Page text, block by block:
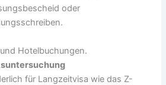
oder
Hotelbuchungen.
für Langzeitvisa wie das Z-